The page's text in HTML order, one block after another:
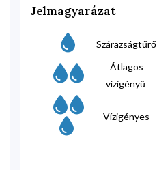
Jelmagyarázat
Szárazságtűrő
Átlagos
vízigényű
Vízigényes